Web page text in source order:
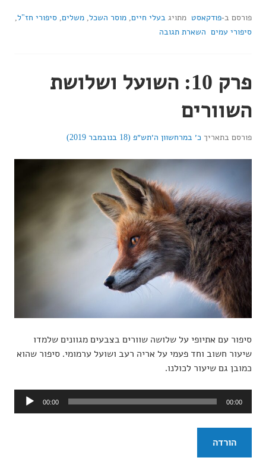
פורסם ב-פודקאסט מתויג בעלי חיים, מוסר השכל, משלים, סיפורי חז"ל,
סיפורי עמים השארת תגובה
פרק 10: השועל ושלושת
השוורים
פורסם בתאריך כ׳ במרחשוון ה׳תש״פ (18 בנובמבר 2019)
סיפור עם אתיופי על שלושה שוורים בצבעים מגוונים שלמדו
שיעור חשוב וחד פעמי על אריה רעב ושועל ערמומי. סיפור שהוא
כמובן גם שיעור לכולנו.
אודיו
00:00 00:00
הורדה